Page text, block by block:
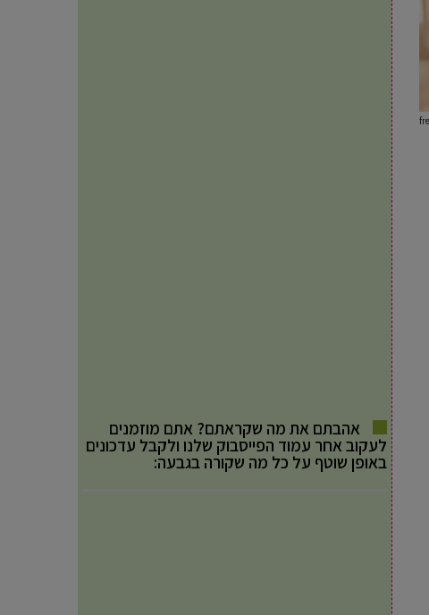
אהבתם את מה שקראתם? אתם מוזמנים
לעקוב אחר עמוד הפייסבוק שלנו ולקבל עדכונים
באופן שוטף על כל מה שקורה בגבעה: